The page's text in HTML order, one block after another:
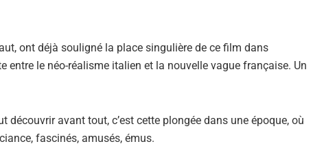
ont déjà souligné la place singulière de ce film dans
entre le néo-réalisme italien et la nouvelle vague française. Un
découvrir avant tout, c’est cette plongée dans une époque, où
fascinés, amusés, émus.
Si tu veux arrêter de faire ce que tu